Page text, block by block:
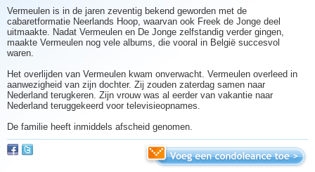
Vermeulen is in de jaren zeventig bekend geworden met de
cabaretformatie Neerlands Hoop, waarvan ook Freek de Jonge deel
uitmaakte. Nadat Vermeulen en De Jonge zelfstandig verder gingen,
maakte Vermeulen nog vele albums, die vooral in België succesvol
waren.
Het overlijden van Vermeulen kwam onverwacht. Vermeulen overleed in
aanwezigheid van zijn dochter. Zij zouden zaterdag samen naar
Nederland terugkeren. Zijn vrouw was al eerder van vakantie naar
Nederland teruggekeerd voor televisieopnames.
De familie heeft inmiddels afscheid genomen.